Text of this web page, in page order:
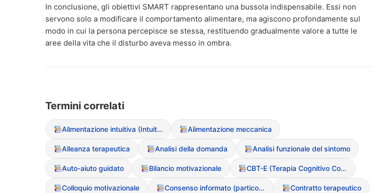
In conclusione, gli obiettivi SMART rappresentano una bussola indispensabile. Essi non
servono solo a modificare il comportamento alimentare, ma agiscono profondamente sul
modo in cui la persona percepisce se stessa, restituendo gradualmente valore a tutte le
aree della vita che il disturbo aveva messo in ombra.
Termini correlati
Alimentazione intuitiva (Intuitive Eating) Alimentazione meccanica
Alleanza terapeutica Analisi della domanda Analisi funzionale del sintomo
Auto-aiuto guidato Bilancio motivazionale CBT-E (Terapia Cognitivo Comportamentale Migliorata)
Colloquio motivazionale Consenso informato (particolarit? nei minori) Contratto terapeutico